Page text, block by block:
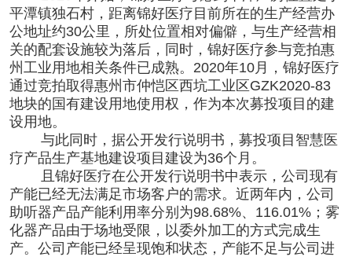
平潭镇独石村，距离锦好医疗目前所在的生产经营办
公地址约30公里，所处位置相对偏僻，与生产经营相
关的配套设施较为落后，同时，锦好医疗参与竞拍惠
州工业用地相关条件已成熟。2020年10月，锦好医疗
通过竞拍取得惠州市仲恺区西坑工业区GZK2020-83
地块的国有建设用地使用权，作为本次募投项目的建
设用地。
与此同时，据公开发行说明书，募投项目智慧医
疗产品生产基地建设项目建设为36个月。
且锦好医疗在公开发行说明书中表示，公司现有
产能已经无法满足市场客户的需求。近两年内，公司
助听器产品产能利用率分别为98.68%、116.01%；雾
化器产品由于场地受限，以委外加工的方式完成生
产。公司产能已经呈现饱和状态，产能不足与公司进